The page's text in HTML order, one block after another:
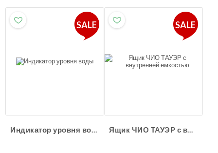
SALE
Индикатор уровня воды
SALE
Ящик ЧИО ТАУЭР с внутренней емкостью